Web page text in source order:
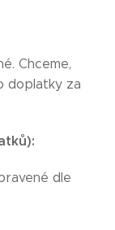
Chceme,
doplatky za
dle